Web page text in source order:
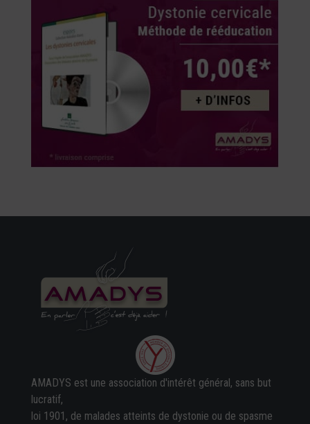
AMADYS est une association d'intérêt général, sans but
lucratif,
loi 1901, de malades atteints de dystonie ou de spasme